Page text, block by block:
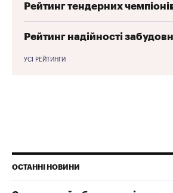
Рейтинг тендерних
Рейтинг надійності
УСІ РЕЙТИНГИ
ОСТАННІ НОВИНИ